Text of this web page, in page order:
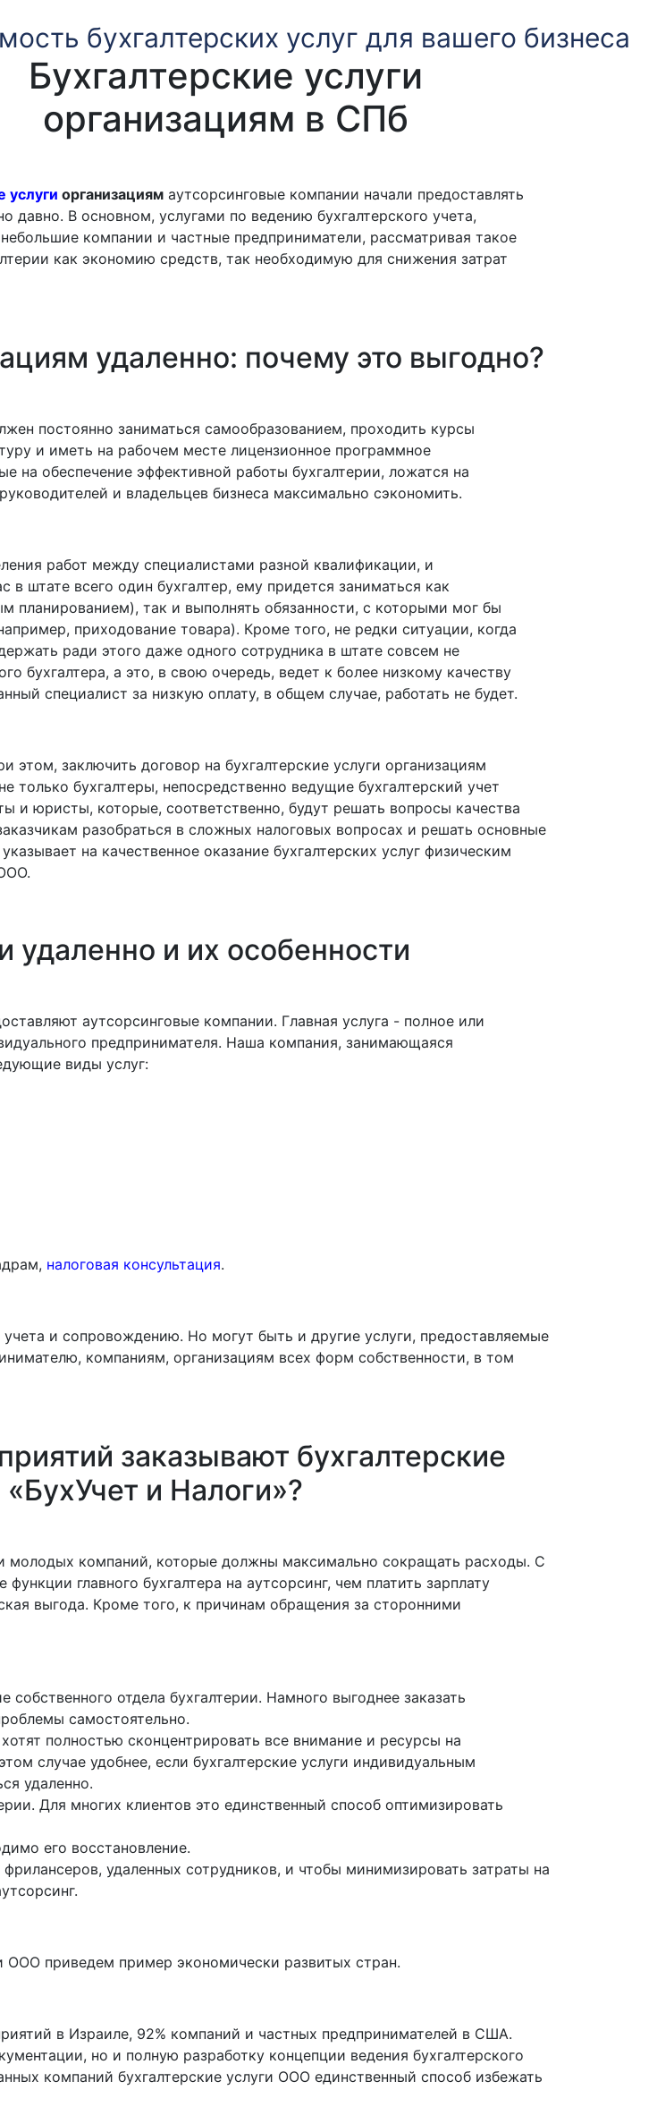
бухгалтерских услуг для вашего бизнеса
Бухгалтерские услуги
организациям в СПб
услуги организациям аутсорсинговые компании начали предоставлять
давно. В основном, услугами по ведению бухгалтерского учета,
компании и частные предприниматели, рассматривая такое
как экономию средств, так необходимую для снижения затрат
удаленно: почему это выгодно?
постоянно заниматься самообразованием, проходить курсы
и иметь на рабочем месте лицензионное программное
на обеспечение эффективной работы бухгалтерии, ложатся на
и владельцев бизнеса максимально сэкономить.
работ между специалистами разной квалификации, и
штате всего один бухгалтер, ему придется заниматься как
планированием), так и выполнять обязанности, с которыми мог бы
приходование товара). Кроме того, не редки ситуации, когда
ради этого даже одного сотрудника в штате совсем не
бухгалтера, а это, в свою очередь, ведет к более низкому качеству
специалист за низкую оплату, в общем случае, работать не будет.
заключить договор на бухгалтерские услуги организациям
только бухгалтеры, непосредственно ведущие бухгалтерский учет
и юристы, которые, соответственно, будут решать вопросы качества
разобраться в сложных налоговых вопросах и решать основные
на качественное оказание бухгалтерских услуг физическим
удаленно и их особенности
аутсорсинговые компании. Главная услуга - полное или
предпринимателя. Наша компания, занимающаяся
виды услуг:
налоговая консультация.
и сопровождению. Но могут быть и другие услуги, предоставляемые
компаниям, организациям всех форм собственности, в том
заказывают бухгалтерские
и Налоги»?
молодых компаний, которые должны максимально сокращать расходы. С
главного бухгалтера на аутсорсинг, чем платить зарплату
выгода. Кроме того, к причинам обращения за сторонними
отдела бухгалтерии. Намного выгоднее заказать
самостоятельно.
полностью сконцентрировать все внимание и ресурсы на
случае удобнее, если бухгалтерские услуги индивидуальным
удаленно.
Для многих клиентов это единственный способ оптимизировать
его восстановление.
удаленных сотрудников, и чтобы минимизировать затраты на
ООО приведем пример экономически развитых стран.
в Израиле, 92% компаний и частных предпринимателей в США.
но и полную разработку концепции ведения бухгалтерского
компаний бухгалтерские услуги ООО единственный способ избежать